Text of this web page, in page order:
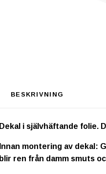
BESKRIVNING
Dekal i självhäftande folie.
Innan montering av dekal:
blir ren från damm smuts